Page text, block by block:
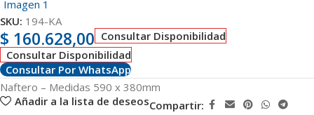
SKU: 194-KA
$ 160.628,00 Consultar Disponibilidad
Consultar Disponibilidad
Consultar Por WhatsApp
Naftero – Medidas 590 x 380mm
Añadir a la lista de deseosCompartir: